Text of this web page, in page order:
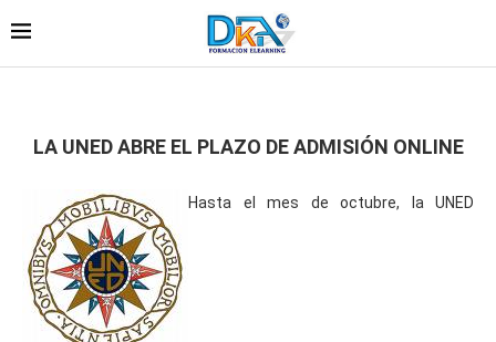
LA UNED ABRE EL PLAZO DE ADMISIÓN ONLINE
Hasta el mes de octubre, la UNED